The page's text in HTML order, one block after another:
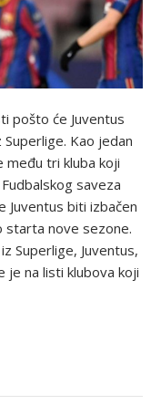
pošto će Juventus
Kao jedan
među tri kluba koji
saveza
Juventus biti izbačen
starta nove sezone.
Superlige, Juventus,
je na listi klubova koji